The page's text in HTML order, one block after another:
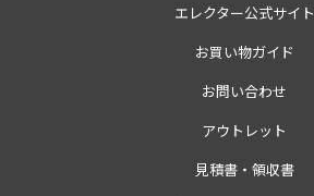
エレクター公式サイト
お買い物ガイド
お問い合わせ
アウトレット
見積書・領収書